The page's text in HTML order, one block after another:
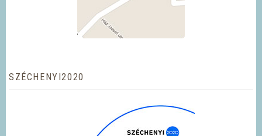
SZÉCHENYI2020